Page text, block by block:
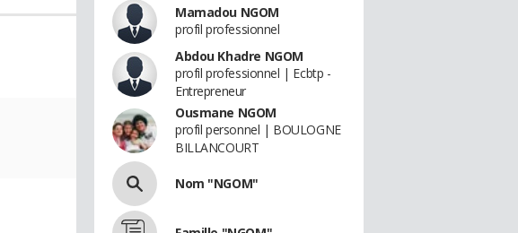
Mamadou NGOM
profil professionnel
Abdou Khadre NGOM
profil professionnel | Ecbtp -
Entrepreneur
Ousmane NGOM
profil personnel | BOULOGNE
BILLANCOURT
Nom "NGOM"